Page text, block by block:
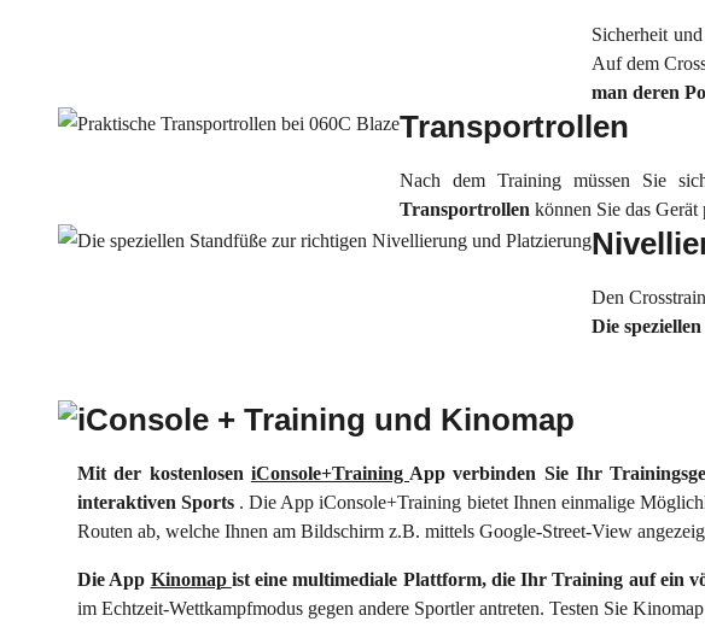
Sicherheit
Auf dem
man deren
Transportrollen
Nach dem Training müssen Sie
Transportrollen können Sie das
Den
Die
iConsole + Training und Kinomap
Mit der kostenlosen iConsole+Training App verbinden Sie Ihr
interaktiven Sports . Die App iConsole+Training bietet Ihnen einmalige
Routen ab, welche Ihnen am Bildschirm z.B. mittels Google-Street-View
Die App Kinomap ist eine multimediale Plattform, die Ihr Training auf ein
im Echtzeit-Wettkampfmodus gegen andere Sportler antreten. Testen Sie